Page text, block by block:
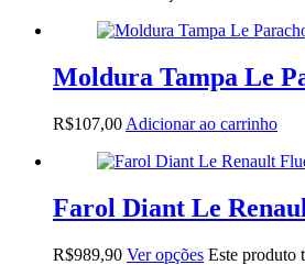
Moldura Tampa Le
R$107,00 Adicionar ao carrinho
Farol Diant Le
R$989,90 Ver opções Este produto